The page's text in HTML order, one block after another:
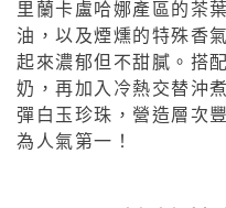
里蘭卡盧哈娜產區的茶
油，以及煙燻的特殊香
起來濃郁但不甜膩。搭
奶，再加入冷熱交替沖
彈白玉珍珠，營造層次
為人氣第一！